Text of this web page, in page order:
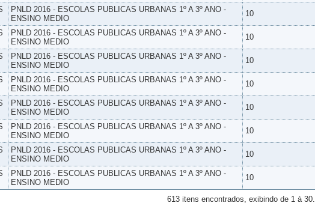
PNLD 2016 - ESCOLAS PUBLICAS URBANAS 1º A 3º ANO -
ENSINO MEDIO
10
PNLD 2016 - ESCOLAS PUBLICAS URBANAS 1º A 3º ANO -
ENSINO MEDIO
10
PNLD 2016 - ESCOLAS PUBLICAS URBANAS 1º A 3º ANO -
ENSINO MEDIO
10
PNLD 2016 - ESCOLAS PUBLICAS URBANAS 1º A 3º ANO -
ENSINO MEDIO
10
PNLD 2016 - ESCOLAS PUBLICAS URBANAS 1º A 3º ANO -
ENSINO MEDIO
10
PNLD 2016 - ESCOLAS PUBLICAS URBANAS 1º A 3º ANO -
ENSINO MEDIO
10
PNLD 2016 - ESCOLAS PUBLICAS URBANAS 1º A 3º ANO -
ENSINO MEDIO
10
PNLD 2016 - ESCOLAS PUBLICAS URBANAS 1º A 3º ANO -
ENSINO MEDIO
10
613 itens encontrados, exibindo de 1 à 30.